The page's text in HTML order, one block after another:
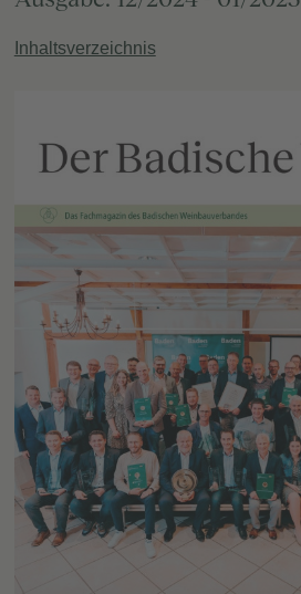
Inhaltsverzeichnis